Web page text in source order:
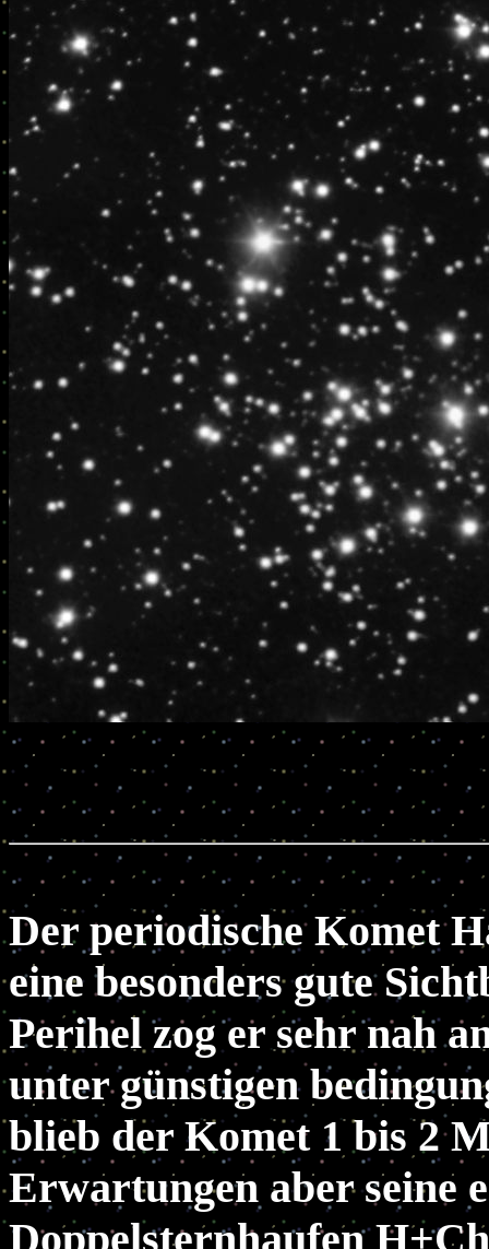
Der periodische Komet
eine besonders gute
Perihel zog er sehr nah
unter günstigen
blieb der Komet 1 bis 2
Erwartungen aber seine
Doppelsternhaufen